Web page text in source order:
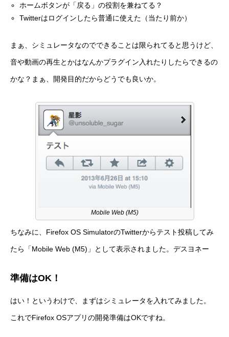
ホームボタンが「戻る」の役割を兼ねてる？
Twitterはログインしたら普通に使えた（当たり前か）
まぁ、シミュレータなのでできることは限られてると思うけど、
音や動画の再生とかはなんかプラグイン入れたりしたらできるの
かな？まぁ、開発目的だからどうでも良いか。
Mobile Web (M5)
ちなみに、Firefox OS SimulatorのTwitterからテスト投稿してみ
たら「Mobile Web (M5)」として表示されました。デスヨネー
準備はOK！
はい！というわけで、まずはシミュレータを入れてみました。
これでFirefox OSアプリの開発準備はOKですね。